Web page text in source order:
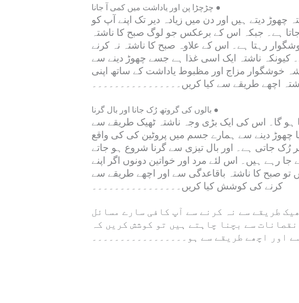
چڑچڑا پن اور یاداشت میں کمی آ جانا ●
دیتے ہیں اور دن میں زیادہ دیر تک اپنے آپ کو
ہے۔ جبکہ اس کے برعکس جو لوگ صبح کا ناشتہ
رہتا ہے۔ اس کے علاوہ صبح کا ناشتہ نہ کرنے
کیونکہ ناشتہ ایک اسی غذا ہے جسے چھوڑ دینے سے
خوشگوار مزاج اور مظبوط یاداشت کے ساتھ اپنی
اچھے طریقے سے کیا کریں۔۔۔۔۔۔۔۔۔۔۔۔۔۔۔۔
بالوں کی گروتھ رُک جانا اور بال گرنا ●
ہو گا۔ اس کی ایک بڑی وجہ ناشتہ ٹھیک طریقے سے
چھوڑ دینے سے ہمارے جسم میں پروٹین کی کی واقع
جاتی ہے۔ اور بال تیزی سے گرنا شروع ہو جاتے
رہے ہیں۔ اس لئے مرد اور خواتین دونوں اگر اپنے
تو صبح کا ناشتہ باقاعدگی سے اور اچھے طریقے سے
کرنے کی کوشش کیا کریں۔۔۔۔۔۔۔۔۔۔۔۔۔۔۔۔
طریقے سے نہ کرنے سے آپ کافی سارے مسائل
سے بچنا چاہتے ہیں تو کوشش کریں کہ
اور اچھے طریقے سے ہو۔۔۔۔۔۔۔۔۔۔۔۔۔۔۔۔۔